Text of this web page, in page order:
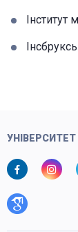
Інститут